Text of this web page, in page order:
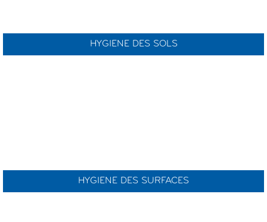
HYGIENE DES SOLS
HYGIENE DES SURFACES